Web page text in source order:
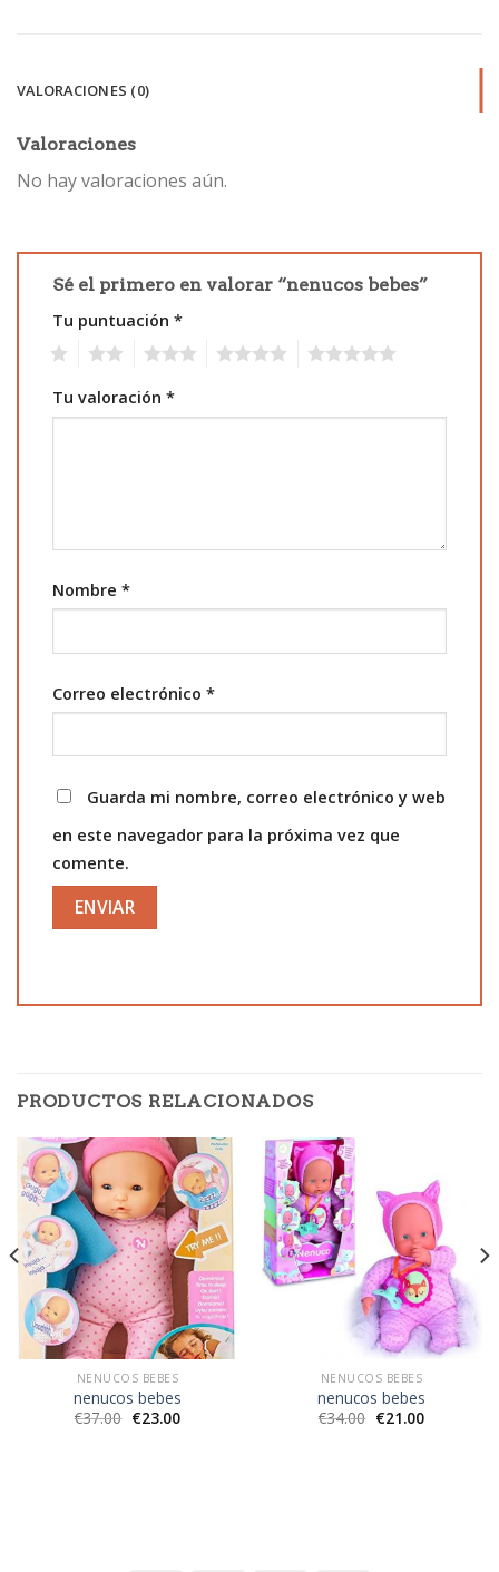
VALORACIONES (0)
Valoraciones
No hay valoraciones aún.
Sé el primero en valorar “nenucos bebes”
Tu puntuación *
Tu valoración *
Nombre *
Correo electrónico *
Guarda mi nombre, correo electrónico y web
en este navegador para la próxima vez que
comente.
PRODUCTOS RELACIONADOS
NENUCOS BEBES
nenucos bebes
€37.00 €23.00
NENUCOS BEBES
nenucos bebes
€34.00 €21.00